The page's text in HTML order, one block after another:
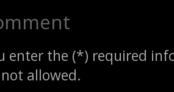
enter the (*) required
allowed.